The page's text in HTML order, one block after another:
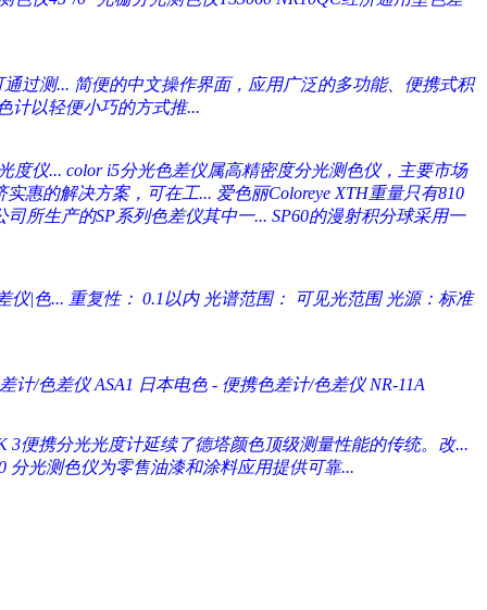
过测... 简便的中文操作界面，应用广泛的多功能、便携式积
计以轻便小巧的方式推...
度仪... color i5分光色差仪属高精密度分光测色仪，主要市场
实惠的解决方案，可在工... 爱色丽Coloreye XTH重量只有810
司所生产的SP系列色差仪其中一... SP60的漫射积分球采用一
仪|色... 重复性： 0.1以内 光谱范围： 可见光范围 光源：标准
计/色差仪 ASA1 日本电色 - 便携色差计/色差仪 NR-11A
3便携分光光度计延续了德塔颜色顶级测量性能的传统。改...
分光测色仪为零售油漆和涂料应用提供可靠...